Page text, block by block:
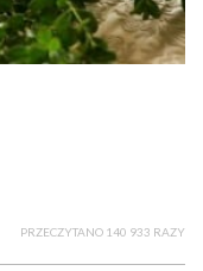
PRZECZYTANO 140 933 RAZY